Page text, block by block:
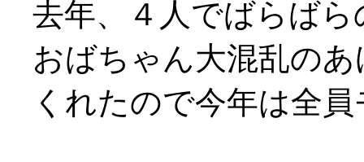
去年、４人でばらば
おばちゃん大混乱の
くれたので今年は全